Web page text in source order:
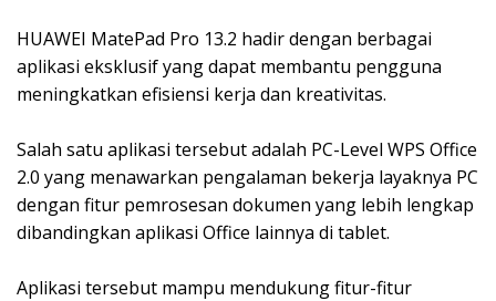
HUAWEI MatePad Pro 13.2 hadir dengan berbagai
aplikasi eksklusif yang dapat membantu pengguna
meningkatkan efisiensi kerja dan kreativitas.
Salah satu aplikasi tersebut adalah PC-Level WPS Office
2.0 yang menawarkan pengalaman bekerja layaknya PC
dengan fitur pemrosesan dokumen yang lebih lengkap
dibandingkan aplikasi Office lainnya di tablet.
Aplikasi tersebut mampu mendukung fitur-fitur